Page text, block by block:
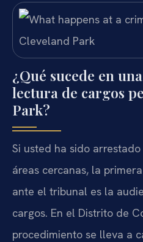
¿Qué sucede en
lectura de cargos
Park?
Si usted ha sido
áreas cercanas, la
ante el tribunal es la
cargos. En el Distrito de
procedimiento se lleva a